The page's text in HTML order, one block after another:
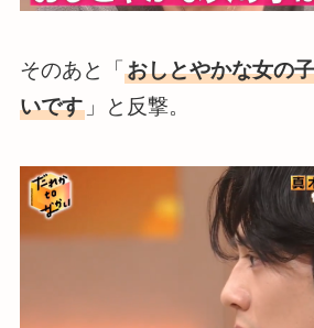
そのあと「 おしとやかな女の
いです」と反撃。